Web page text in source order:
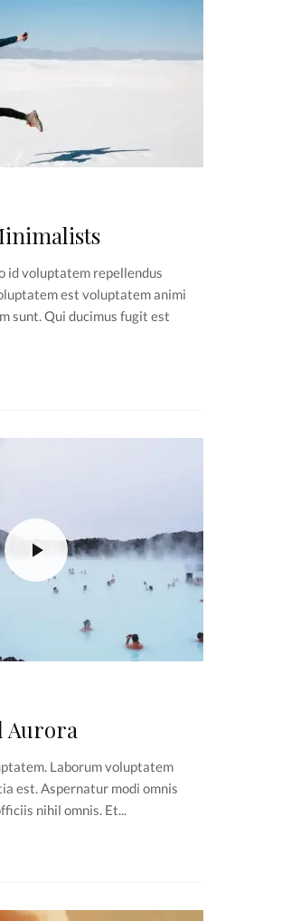
id voluptatem repellendus
est voluptatem animi
sunt. Qui ducimus fugit est
Aurora
Laborum voluptatem
est. Aspernatur modi omnis
nihil omnis. Et...